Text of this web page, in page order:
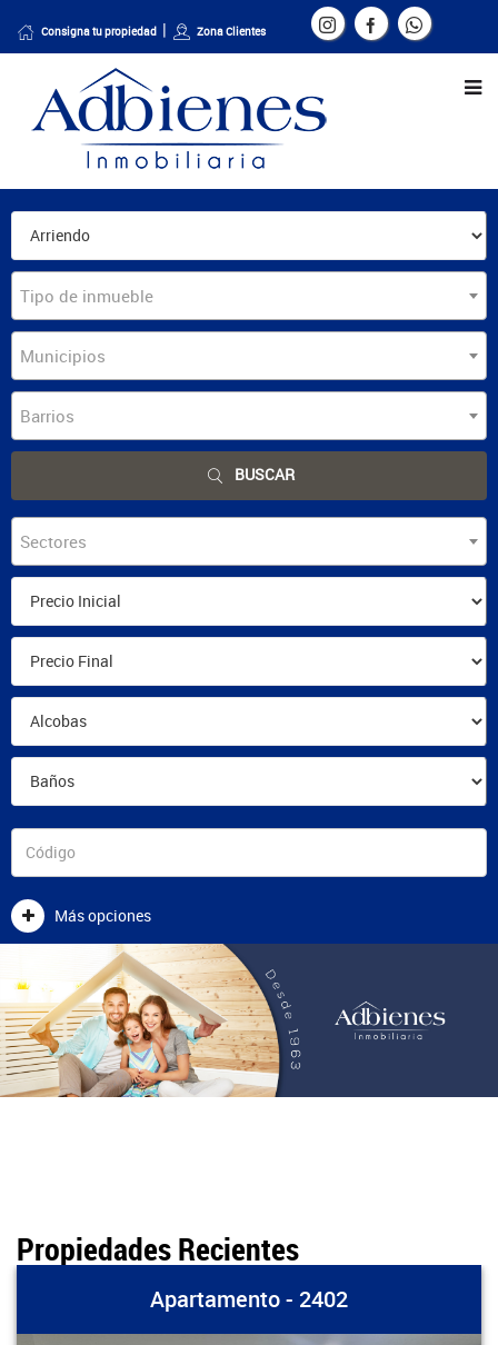
Consigna tu propiedad Zona Clientes
Tipo de inmueble
Municipios
Barrios
BUSCAR
Sectores
Más opciones
Propiedades Recientes
Apartamento - 2402